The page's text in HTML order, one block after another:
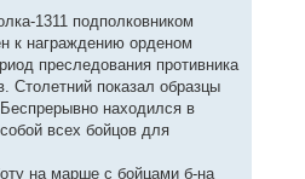
1311 подполковником
к награждению орденом
преследования противника
Столетний показал образцы
находился в
всех бойцов для
на марше с бойцами б-на